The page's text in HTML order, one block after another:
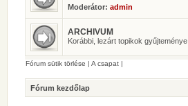
Moderátor: admin
ARCHIVUM
Korábbi, lezárt topikok gyűjteménye.
Fórum sütik törlése | A csapat |
Fórum kezdőlap